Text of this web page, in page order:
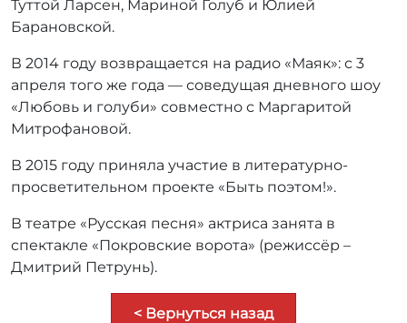
Туттой Ларсен, Мариной Голуб и Юлией
Барановской.
В 2014 году возвращается на радио «Маяк»: с 3
апреля того же года — соведущая дневного шоу
«Любовь и голуби» совместно с Маргаритой
Митрофановой.
В 2015 году приняла участие в литературно-
просветительном проекте «Быть поэтом!».
В театре «Русская песня» актриса занята в
спектакле «Покровские ворота» (режиссёр –
Дмитрий Петрунь).
< Вернуться назад